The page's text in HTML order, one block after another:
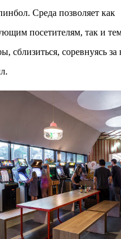
Среда позволяет как
посетителям, так и
сблизиться, соревнуясь